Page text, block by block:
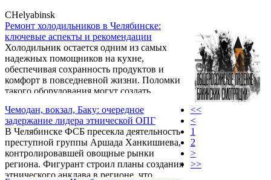
CHelyabinsk
Ремонт холодильников в Челябинске:
ключевые аспекты и рекомендации
Холодильник остается одним из самых
надежных помощников на кухне,
обеспечивая сохранность продуктов и
комфорт в повседневной жизни. Поломки
такого оборудования могут создать
по восстановлению функциональности
холодильника доступен в
специализированных сервисах Челябинска,
подробнее по ссылке можно ознакомиться с
примерами работ и отзывами клиентов.
Чемодан, вокзал, Баку: очередное
задержание лидера этнической ОПГ
В Челябинске ФСБ пресекла деятельность
преступной группы Аршада Ханкишиева,
контролировавшей овощные рынки
региона. Фигурант строил планы создания
этнического анклава в регионе, что
<<
<
1
2
>
>>